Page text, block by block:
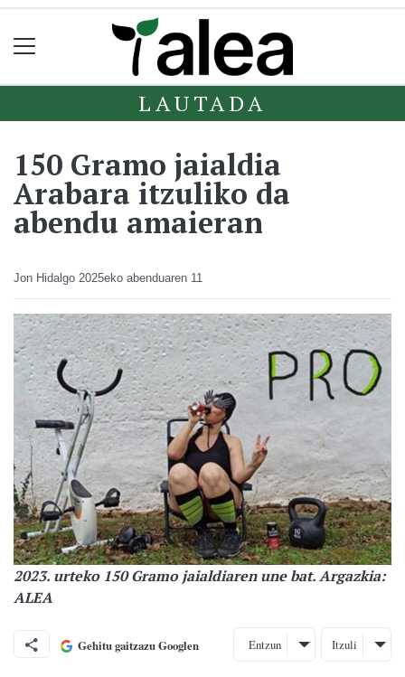
LAUTADA
150 Gramo jaialdia
Arabara itzuliko da
abendu amaieran
Jon Hidalgo 2025eko abenduaren 11
2023. urteko 150 Gramo jaialdiaren une bat. Argazkia:
ALEA
Gehitu gaitzazu Googlen Entzun Itzuli